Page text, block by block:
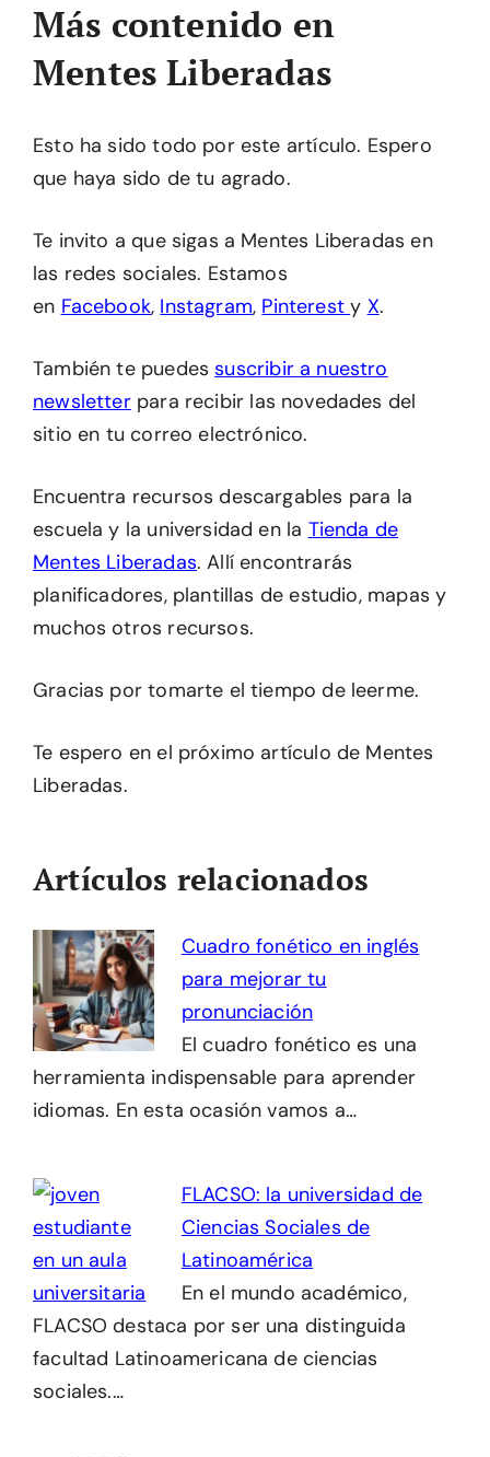
Más contenido en
Mentes Liberadas
Esto ha sido todo por este artículo. Espero
que haya sido de tu agrado.
Te invito a que sigas a Mentes Liberadas en
las redes sociales. Estamos
en Facebook, Instagram, Pinteresty X.
También te puedessuscribir a nuestro
newsletterpara recibir las novedades del
sitio en tu correo electrónico.
Encuentra recursos descargables para la
escuela y la universidad en la Tienda de
Mentes Liberadas. Allí encontrarás
planificadores, plantillas de estudio, mapas y
muchos otros recursos.
Gracias por tomarte el tiempo de leerme.
Te espero en el próximo artículo de Mentes
Liberadas.
Artículos relacionados
Cuadro fonético en inglés
para mejorar tu
pronunciación
El cuadro fonético es una
herramienta indispensable para aprender
idiomas. En esta ocasión vamos a…
FLACSO: la universidad de
Ciencias Sociales de
Latinoamérica
En el mundo académico,
FLACSO destaca por ser una distinguida
facultad Latinoamericana de ciencias
sociales.…